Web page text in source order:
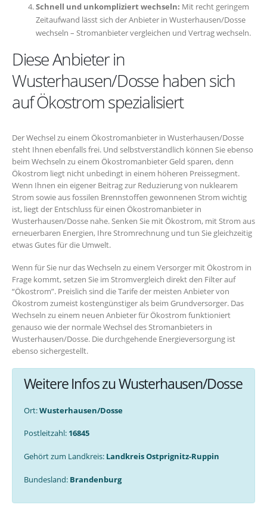
Schnell und unkompliziert wechseln: Mit recht geringem
Zeitaufwand lässt sich der Anbieter in Wusterhausen/Dosse
wechseln – Stromanbieter vergleichen und Vertrag wechseln.
Diese Anbieter in
Wusterhausen/Dosse haben sich
auf Ökostrom spezialisiert
Der Wechsel zu einem Ökostromanbieter in Wusterhausen/Dosse
steht Ihnen ebenfalls frei. Und selbstverständlich können Sie ebenso
beim Wechseln zu einem Ökostromanbieter Geld sparen, denn
Ökostrom liegt nicht unbedingt in einem höheren Preissegment.
Wenn Ihnen ein eigener Beitrag zur Reduzierung von nuklearem
Strom sowie aus fossilen Brennstoffen gewonnenen Strom wichtig
ist, liegt der Entschluss für einen Ökostromanbieter in
Wusterhausen/Dosse nahe. Senken Sie mit Ökostrom, mit Strom aus
erneuerbaren Energien, Ihre Stromrechnung und tun Sie gleichzeitig
etwas Gutes für die Umwelt.
Wenn für Sie nur das Wechseln zu einem Versorger mit Ökostrom in
Frage kommt, setzen Sie im Stromvergleich direkt den Filter auf
“Ökostrom”. Preislich sind die Tarife der meisten Anbieter von
Ökostrom zumeist kostengünstiger als beim Grundversorger. Das
Wechseln zu einem neuen Anbieter für Ökostrom funktioniert
genauso wie der normale Wechsel des Stromanbieters in
Wusterhausen/Dosse. Die durchgehende Energieversorgung ist
ebenso sichergestellt.
Weitere Infos zu Wusterhausen/Dosse
Ort:Wusterhausen/Dosse
Postleitzahl: 16845
Gehört zum Landkreis: Landkreis Ostprignitz-Ruppin
Bundesland: Brandenburg